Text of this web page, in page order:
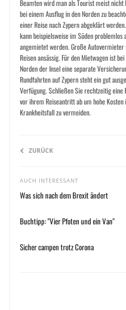
Beamten wird man als Tourist meist
bei einem Ausflug in den Norden zu
einer Reise nach Zypern abgeklärt
kann beispielsweise im Süden problemlos
angemietet werden. Große Autovermieter
Reisen ansässig. Für den Mietwagen ist
Norden der Insel eine separate
Rundfahrten auf Zypern steht ein gut
Verfügung. Schließen Sie rechtzeitig eine
vor ihrem Reiseantritt ab um hohe
Krankheitsfall zu vermeiden.
ZURÜCK
AUCH INTERESSANT
Was sich nach dem Brexit ändert
Buchtipp: "Vier Pfoten und ein Van"
Sicher campen trotz Corona